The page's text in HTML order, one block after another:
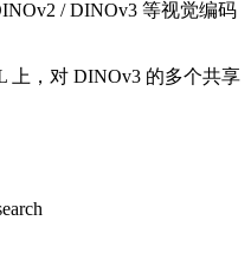
/ DINOv3 等视觉编码
上，对 DINOv3 的多个共享